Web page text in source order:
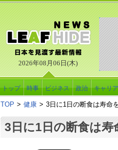
2026年08月06日(木)
トップ 時事 ビジネス 政治 キャリア
TOP > 健康 > 3日に1日の断食は寿命
3日に1日の断食は寿